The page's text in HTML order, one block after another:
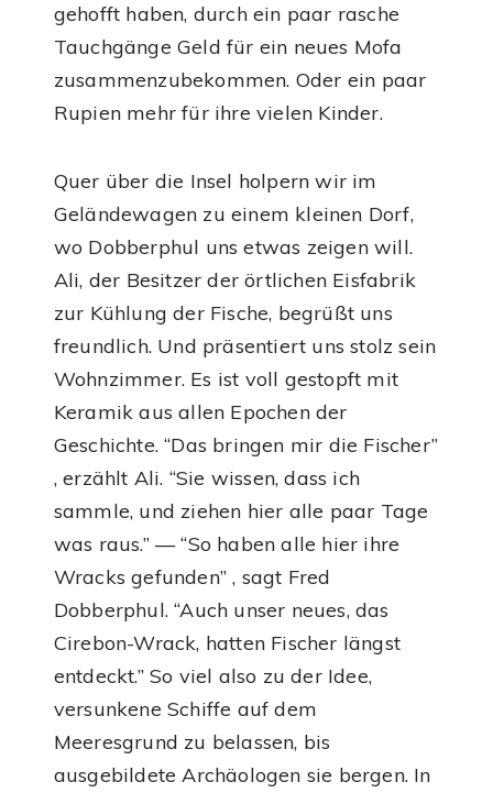
gehofft haben, durch ein paar rasche
Tauchgänge Geld für ein neues Mofa
zusammenzubekommen. Oder ein paar
Rupien mehr für ihre vielen Kinder.
Quer über die Insel holpern wir im
Geländewagen zu einem kleinen Dorf,
wo Dobberphul uns etwas zeigen will.
Ali, der Besitzer der örtlichen Eisfabrik
zur Kühlung der Fische, begrüßt uns
freundlich. Und präsentiert uns stolz sein
Wohnzimmer. Es ist voll gestopft mit
Keramik aus allen Epochen der
Geschichte. “Das bringen mir die Fischer”
, erzählt Ali. “Sie wissen, dass ich
sammle, und ziehen hier alle paar Tage
was raus.” — “So haben alle hier ihre
Wracks gefunden” , sagt Fred
Dobberphul. “Auch unser neues, das
Cirebon-Wrack, hatten Fischer längst
entdeckt.” So viel also zu der Idee,
versunkene Schiffe auf dem
Meeresgrund zu belassen, bis
ausgebildete Archäologen sie bergen. In